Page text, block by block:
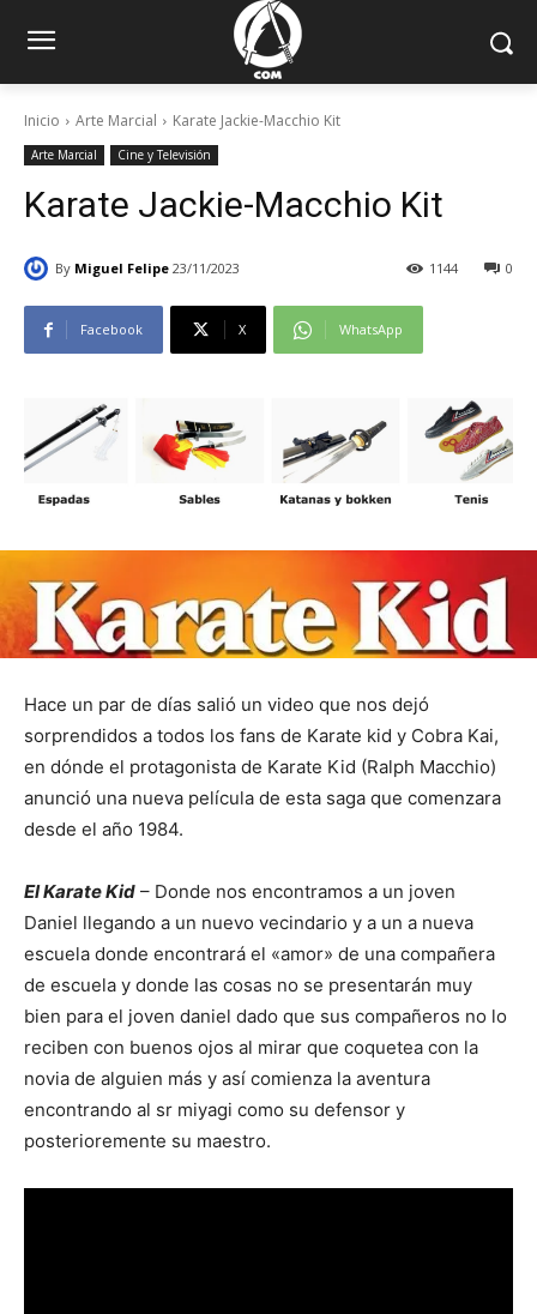
Inicio Arte Marcial Karate Jackie-Macchio Kit
Arte Marcial Cine y Televisión
Karate Jackie-Macchio Kit
By Miguel Felipe 23/11/2023 0
1144
Facebook X WhatsApp
Hace un par de días salió un video que nos dejó
sorprendidos a todos los fans de Karate kid y Cobra Kai,
en dónde el protagonista de Karate Kid (Ralph Macchio)
anunció una nueva película de esta saga que comenzara
desde el año 1984.
El Karate Kid – Donde nos encontramos a un joven
Daniel llegando a un nuevo vecindario y a un a nueva
escuela donde encontrará el «amor» de una compañera
de escuela y donde las cosas no se presentarán muy
bien para el joven daniel dado que sus compañeros no lo
reciben con buenos ojos al mirar que coquetea con la
novia de alguien más y así comienza la aventura
encontrando al sr miyagi como su defensor y
posterioremente su maestro.